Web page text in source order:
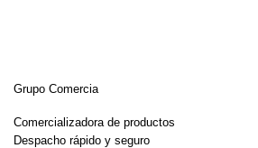
Grupo Comercia
Comercializadora de productos
Despacho rápido y seguro